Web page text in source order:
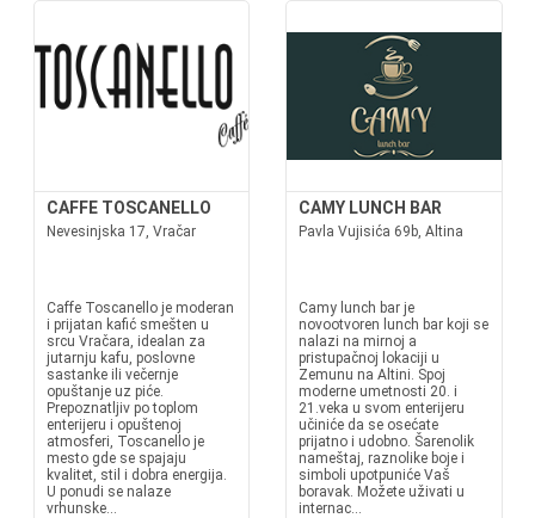
CAFFE TOSCANELLO
Nevesinjska 17, Vračar
Caffe Toscanello je moderan
i prijatan kafić smešten u
srcu Vračara, idealan za
jutarnju kafu, poslovne
sastanke ili večernje
opuštanje uz piće.
Prepoznatljiv po toplom
enterijeru i opuštenoj
atmosferi, Toscanello je
mesto gde se spajaju
kvalitet, stil i dobra energija.
U ponudi se nalaze
vrhunske...
CAMY LUNCH BAR
Pavla Vujisića 69b, Altina
Camy lunch bar je
novootvoren lunch bar koji se
nalazi na mirnoj a
pristupačnoj lokaciji u
Zemunu na Altini. Spoj
moderne umetnosti 20. i
21.veka u svom enterijeru
učiniće da se osećate
prijatno i udobno. Šarenolik
nameštaj, raznolike boje i
simboli upotpuniće Vaš
boravak. Možete uživati u
internac...